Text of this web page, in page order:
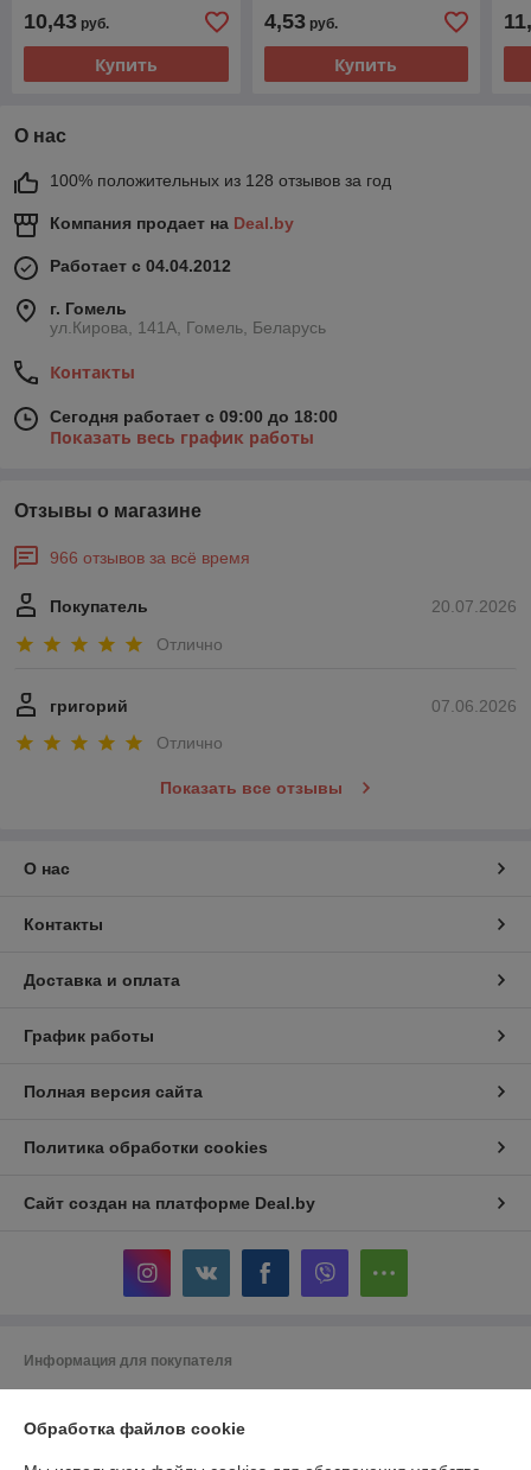
10,43 руб.
Купить
4,53руб.
Купить
О нас
100% положительных из 128 отзывов за год
Компания продает на Deal.by
Работает с 04.04.2012
г. Гомель
ул.Кирова, 141А, Гомель, Беларусь
Контакты
Сегодня работает с 09:00 до 18:00
Показать весь график работы
Отзывы о магазине
966 отзывов за всё время
20.07.2026
Покупатель
Отлично
07.06.2026
григорий
Отлично
Показать все отзывы
О нас
Контакты
Доставка и оплата
График работы
Полная версия сайта
Политика обработки cookies
Сайт создан на платформе Deal.by
Информация для покупателя
Обработка файлов cookie